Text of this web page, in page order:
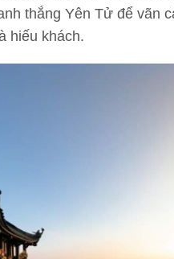
thắng Yên Tử để vãn
hiếu khách.